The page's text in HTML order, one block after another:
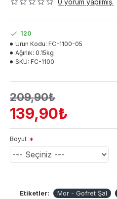
0 yorum yapılmış.
139,90₺
209,90₺
120
Ürün Kodu: FC-1100-05
Ağırlık: 0.15kg
SKU: FC-1100
Boyut
Etiketler: Mor - Gofret Şal